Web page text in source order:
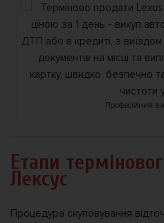
Професійний
Етапи
Лексус
Процедура скуповування